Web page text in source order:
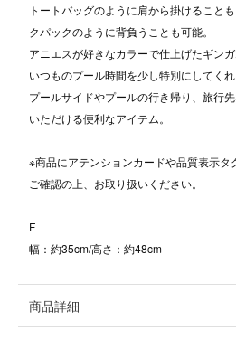
トートバッグのように肩から掛けること
クパックのように背負うことも可能。
アニエスが好きなカラーで仕上げたギンガ
いつものプール時間を少し特別にしてくれ
プールサイドやプールの行き帰り、旅行
いただける便利なアイテム。
※商品にアテンションカードや品質表示
ご確認の上、お取り扱いください。
F
幅：約35cm/高さ：約48cm
商品詳細